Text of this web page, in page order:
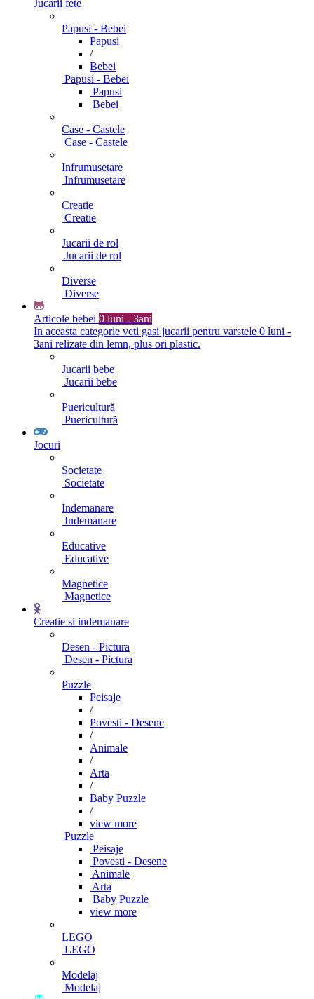
Jucarii fete
Papusi - Bebei
Papusi
/
Bebei
Papusi - Bebei
Papusi
Bebei
Case - Castele
Case - Castele
Infrumusetare
Infrumusetare
Creatie
Creatie
Jucarii de rol
Jucarii de rol
Diverse
Diverse
Articole bebei 0 luni - 3ani
In aceasta categorie veti gasi jucarii pentru varstele 0 luni -
3ani relizate din lemn, plus ori plastic.
Jucarii bebe
Jucarii bebe
Puericultură
Puericultură
Jocuri
Societate
Societate
Indemanare
Indemanare
Educative
Educative
Magnetice
Magnetice
Creatie si indemanare
Desen - Pictura
Desen - Pictura
Puzzle
Peisaje
/
Povesti - Desene
/
Animale
/
Arta
/
Baby Puzzle
/
view more
Puzzle
Peisaje
Povesti - Desene
Animale
Arta
Baby Puzzle
view more
LEGO
LEGO
Modelaj
Modelaj